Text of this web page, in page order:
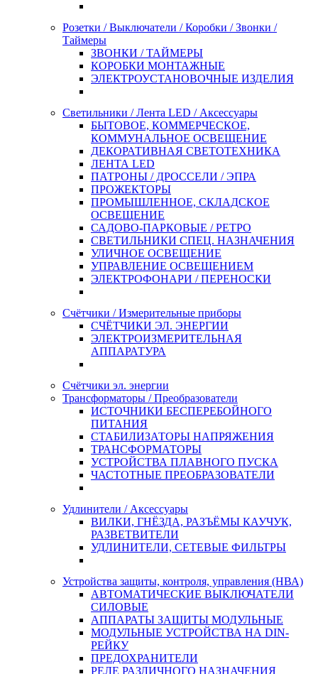
Розетки / Выключатели / Коробки / Звонки /
Таймеры
ЗВОНКИ / ТАЙМЕРЫ
КОРОБКИ МОНТАЖНЫЕ
ЭЛЕКТРОУСТАНОВОЧНЫЕ ИЗДЕЛИЯ
Светильники / Лента LED / Аксессуары
БЫТОВОЕ, КОММЕРЧЕСКОЕ,
КОММУНАЛЬНОЕ ОСВЕЩЕНИЕ
ДЕКОРАТИВНАЯ СВЕТОТЕХНИКА
ЛЕНТА LED
ПАТРОНЫ / ДРОССЕЛИ / ЭПРА
ПРОЖЕКТОРЫ
ПРОМЫШЛЕННОЕ, СКЛАДСКОЕ
ОСВЕЩЕНИЕ
САДОВО-ПАРКОВЫЕ / РЕТРО
СВЕТИЛЬНИКИ СПЕЦ. НАЗНАЧЕНИЯ
УЛИЧНОЕ ОСВЕЩЕНИЕ
УПРАВЛЕНИЕ ОСВЕЩЕНИЕМ
ЭЛЕКТРОФОНАРИ / ПЕРЕНОСКИ
Счётчики / Измерительные приборы
СЧЁТЧИКИ ЭЛ. ЭНЕРГИИ
ЭЛЕКТРОИЗМЕРИТЕЛЬНАЯ
АППАРАТУРА
Счётчики эл. энергии
Трансформаторы / Преобразователи
ИСТОЧНИКИ БЕСПЕРЕБОЙНОГО
ПИТАНИЯ
СТАБИЛИЗАТОРЫ НАПРЯЖЕНИЯ
ТРАНСФОРМАТОРЫ
УСТРОЙСТВА ПЛАВНОГО ПУСКА
ЧАСТОТНЫЕ ПРЕОБРАЗОВАТЕЛИ
Удлинители / Аксессуары
ВИЛКИ, ГНЁЗДА, РАЗЪЁМЫ КАУЧУК,
РАЗВЕТВИТЕЛИ
УДЛИНИТЕЛИ, СЕТЕВЫЕ ФИЛЬТРЫ
Устройства защиты, контроля, управления (НВА)
АВТОМАТИЧЕСКИЕ ВЫКЛЮЧАТЕЛИ
СИЛОВЫЕ
АППАРАТЫ ЗАЩИТЫ МОДУЛЬНЫЕ
МОДУЛЬНЫЕ УСТРОЙСТВА НА DIN-
РЕЙКУ
ПРЕДОХРАНИТЕЛИ
РЕЛЕ РАЗЛИЧНОГО НАЗНАЧЕНИЯ